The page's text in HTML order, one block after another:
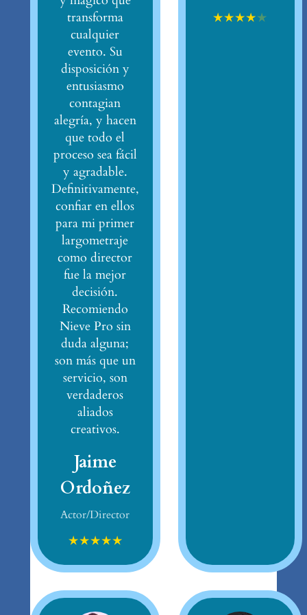
transforma
cualquier
evento. Su
disposición y
entusiasmo
contagian
alegría, y hacen
que todo el
proceso sea fácil
y agradable.
Definitivamente,
confiar en ellos
para mi primer
largometraje
como director
fue la mejor
decisión.
Recomiendo
Nieve Pro sin
duda alguna;
son más que un
servicio, son
verdaderos
aliados
creativos.
Jaime
Ordoñez
Actor/Director
★★★★★
★★★★★